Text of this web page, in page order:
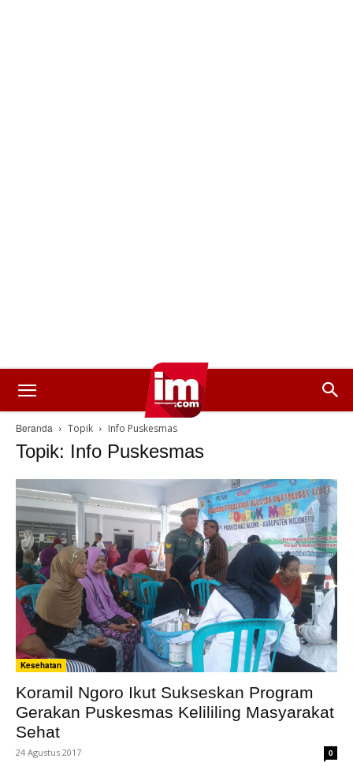
Beranda Topik Info Puskesmas
Topik: Info Puskesmas
Kesehatan
Koramil Ngoro Ikut Sukseskan Program
Gerakan Puskesmas Kelililing Masyarakat
Sehat
24 Agustus 2017 0